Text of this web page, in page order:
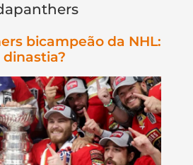
bicampeão da NHL: